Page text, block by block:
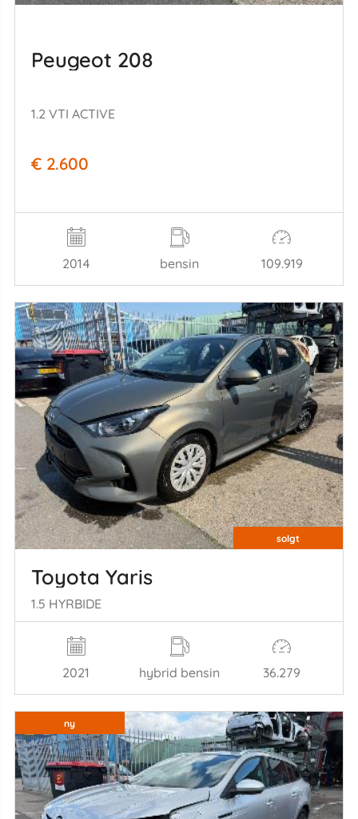
Peugeot 208
1.2 VTI ACTIVE
€ 2.600
2014 bensin 109.919
solgt
Toyota Yaris
1.5 HYRBIDE
2021 hybrid bensin 36.279
ny